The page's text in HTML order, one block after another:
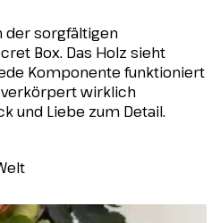
der sorgfältigen
Box. Das Holz sieht
Komponente funktioniert
verkörpert wirklich
und Liebe zum Detail.